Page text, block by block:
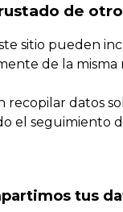
de
sitio pueden
de la misma
recopilar datos
el seguimiento
tus